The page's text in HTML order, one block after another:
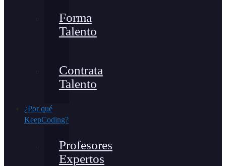
Forma
Talento
Contrata
Talento
¿Por qué
KeepCoding?
Profesores
Expertos